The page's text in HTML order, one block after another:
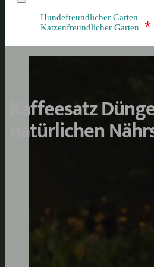
Hundefreundlicher Garten
Katzenfreundlicher Garten
*
Kaffeesatz
natürlichen